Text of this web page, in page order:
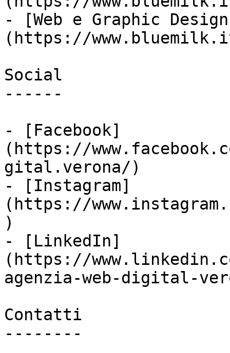
- [Web e Graphic
(https://
Social
------
- [Facebook]
(https://
gital.verona/)
- [Instagram]
(https://
)
- [LinkedIn]
(https://
agenzia-web-digital-
Contatti
--------